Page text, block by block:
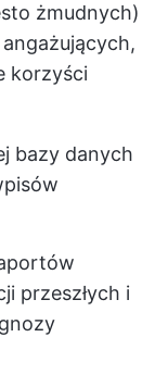
żmudnych)
korzyści
bazy danych
przeszłych i